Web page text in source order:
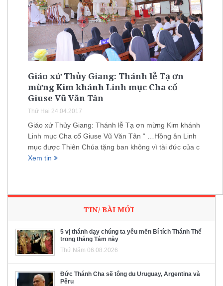
Giáo xứ Thủy Giang: Thánh lễ Tạ ơn
mừng Kim khánh Linh mục Cha cố
Giuse Vũ Văn Tân
Thứ Hai 24.04.2017
Giáo xứ Thủy Giang: Thánh lễ Tạ ơn mừng Kim khánh
Linh mục Cha cố Giuse Vũ Văn Tân “ …Hồng ân Linh
mục được Thiên Chúa tặng ban không vì tài đức của c
Xem tin
TIN/ BÀI MỚI
5 vị thánh dạy chúng ta yêu mến Bí tích Thánh Thể
trong tháng Tám này
Thứ Năm 06.08.2026
Đức Thánh Cha sẽ tông du Uruguay, Argentina và
Pêru